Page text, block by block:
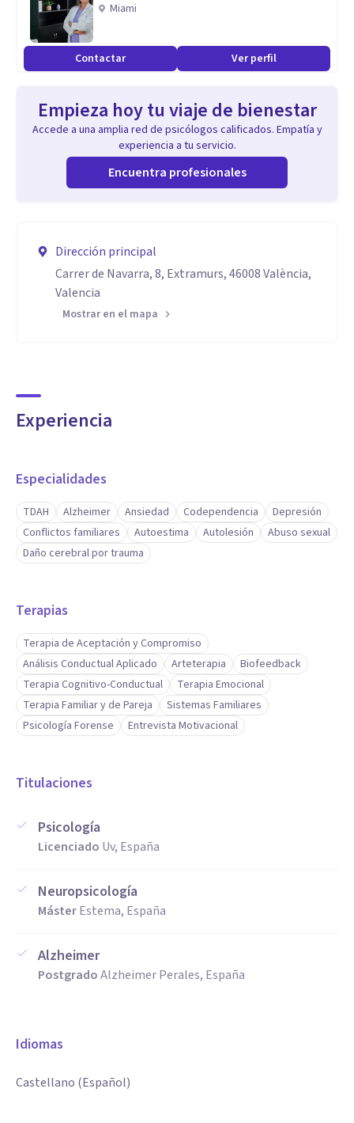
Miami
Contactar Ver perfil
Empieza hoy tu viaje de bienestar
Accede a una amplia red de psicólogos calificados. Empatía y
experiencia a tu servicio.
Encuentra profesionales
Dirección principal
Carrer de Navarra, 8, Extramurs, 46008 València,
Valencia
Mostrar en el mapa
Experiencia
Especialidades
TDAH Alzheimer Ansiedad Codependencia
Depresión
Conflictos familiares
Autoestima Autolesión
Abuso sexual
Daño cerebral por trauma
Terapias
Terapia de Aceptación y Compromiso
Análisis Conductual Aplicado
Arteterapia
Biofeedback
Terapia Cognitivo-Conductual
Terapia Emocional
Terapia Familiar y de Pareja
Sistemas Familiares
Psicología Forense
Entrevista Motivacional
Titulaciones
Psicología
Licenciado Uv, España
Neuropsicología
MásterEstema, España
Alzheimer
PostgradoAlzheimer Perales, España
Idiomas
Castellano (Español)